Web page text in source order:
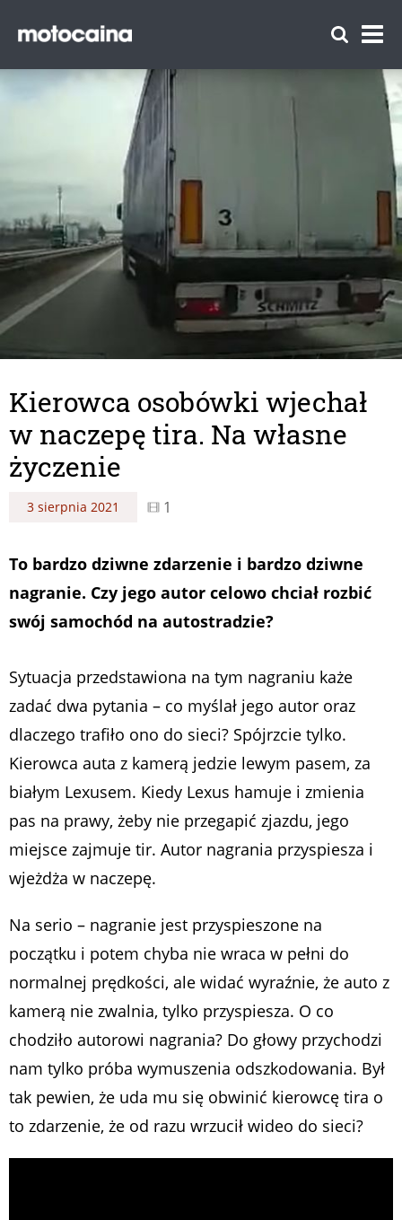
Kierowca osobówki wjechał
w naczepę tira. Na własne
życzenie
3 sierpnia 2021 1
To bardzo dziwne zdarzenie i bardzo dziwne
nagranie. Czy jego autor celowo chciał rozbić
swój samochód na autostradzie?
Sytuacja przedstawiona na tym nagraniu każe
zadać dwa pytania – co myślał jego autor oraz
dlaczego trafiło ono do sieci? Spójrzcie tylko.
Kierowca auta z kamerą jedzie lewym pasem, za
białym Lexusem. Kiedy Lexus hamuje i zmienia
pas na prawy, żeby nie przegapić zjazdu, jego
miejsce zajmuje tir. Autor nagrania przyspiesza i
wjeżdża w naczepę.
Na serio – nagranie jest przyspieszone na
początku i potem chyba nie wraca w pełni do
normalnej prędkości, ale widać wyraźnie, że auto z
kamerą nie zwalnia, tylko przyspiesza. O co
chodziło autorowi nagrania? Do głowy przychodzi
nam tylko próba wymuszenia odszkodowania. Był
tak pewien, że uda mu się obwinić kierowcę tira o
to zdarzenie, że od razu wrzucił wideo do sieci?